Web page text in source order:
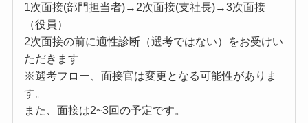
1次面接(部門担当者)→2次面接(支社長)→3次面接
（役員）
2次面接の前に適性診断（選考ではない）をお受けい
ただきます
※選考フロー、面接官は変更となる可能性がありま
す。
また、面接は2~3回の予定です。